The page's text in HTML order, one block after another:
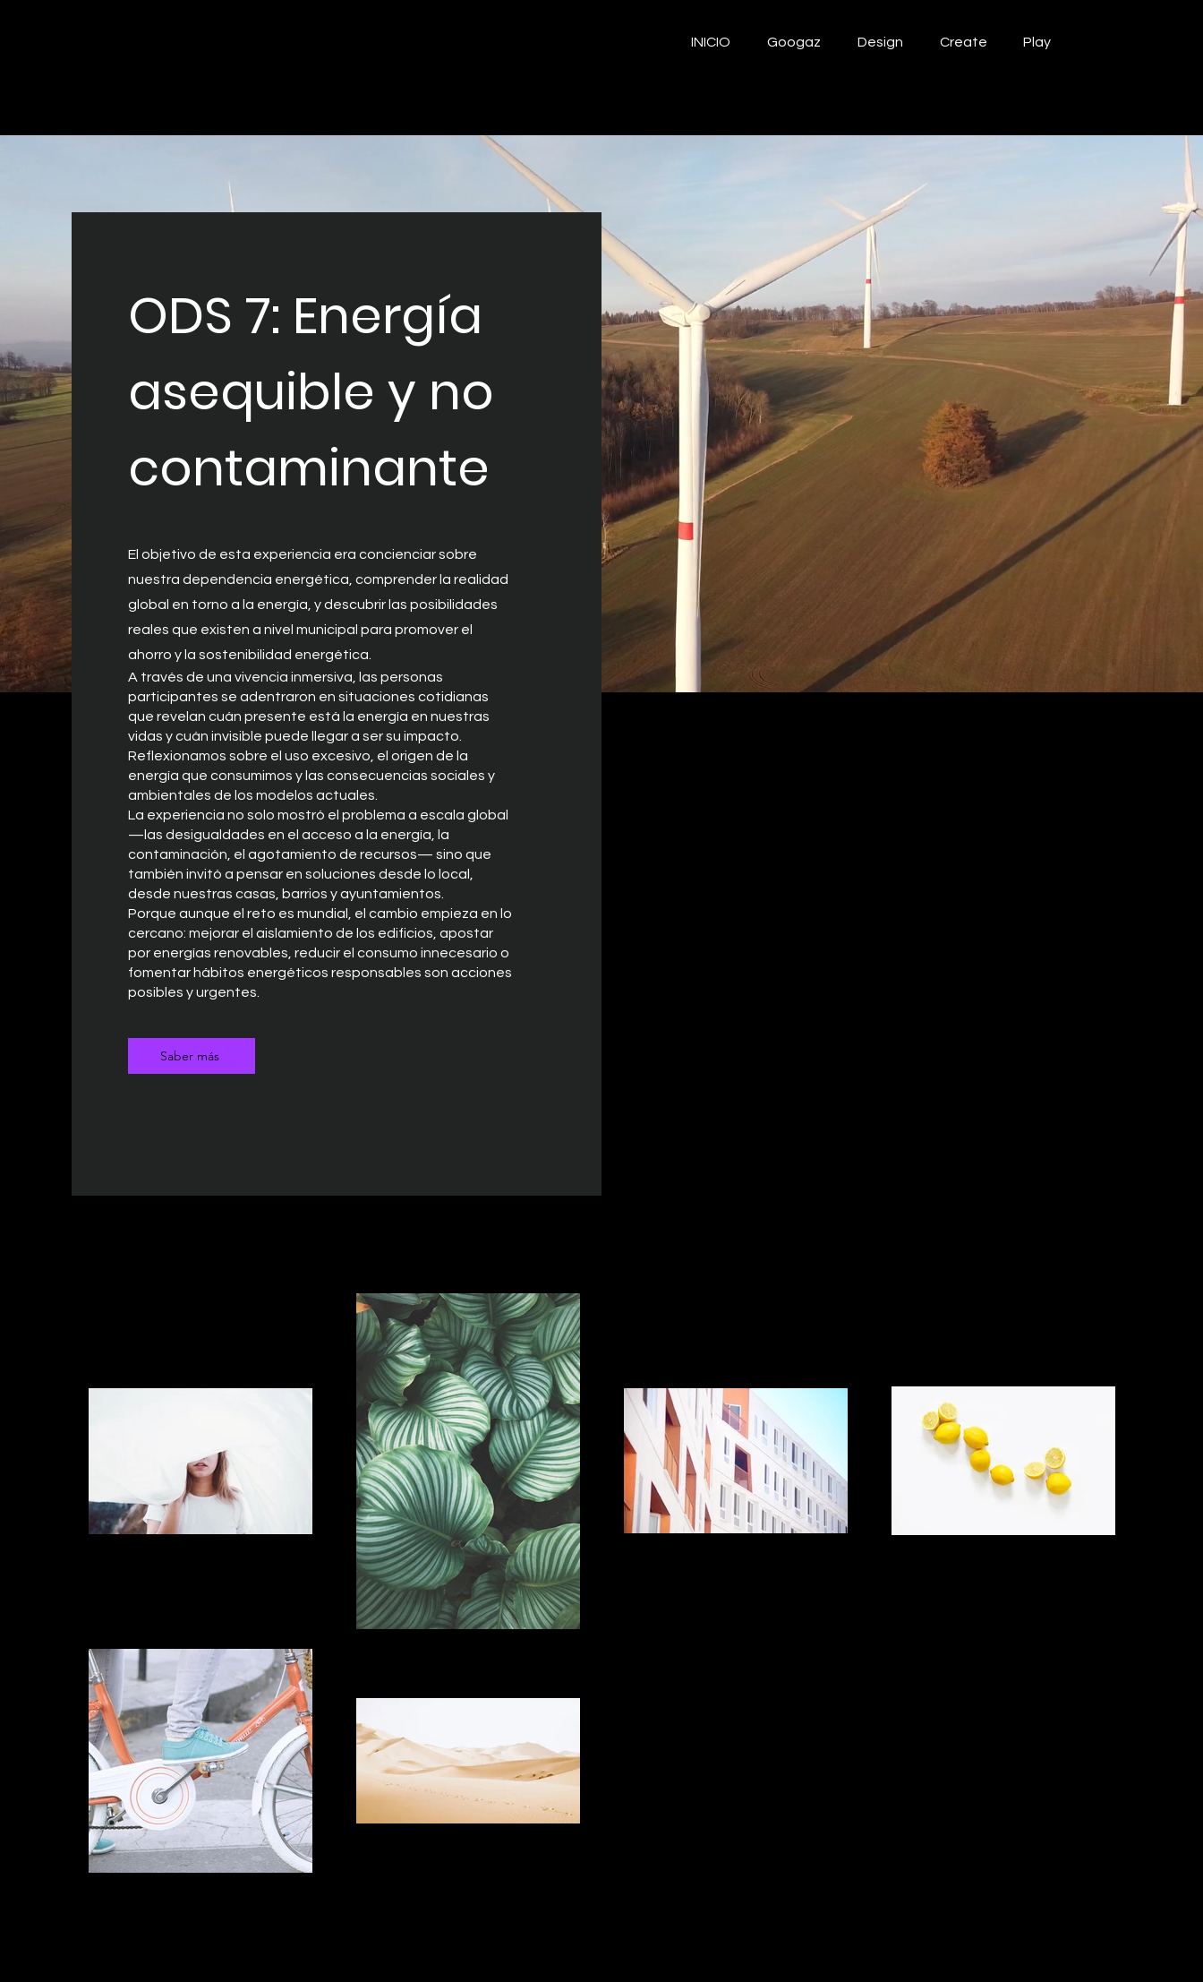
INICIO Googaz Design Create Play
ODS 7: Energía
asequible y no
contaminante
El objetivo de esta experiencia era concienciar sobre
nuestra dependencia energética, comprender la realidad
global en torno a la energía, y descubrir las posibilidades
reales que existen a nivel municipal para promover el
ahorro y la sostenibilidad energética.
A través de una vivencia inmersiva, las personas
participantes se adentraron en situaciones cotidianas
que revelan cuán presente está la energía en nuestras
vidas y cuán invisible puede llegar a ser su impacto.
Reflexionamos sobre el uso excesivo, el origen de la
energía que consumimos y las consecuencias sociales y
ambientales de los modelos actuales.
La experiencia no solo mostró el problema a escala global
—las desigualdades en el acceso a la energía, la
contaminación, el agotamiento de recursos— sino que
también invitó a pensar en soluciones desde lo local,
desde nuestras casas, barrios y ayuntamientos.
Porque aunque el reto es mundial, el cambio empieza en lo
cercano: mejorar el aislamiento de los edificios, apostar
por energías renovables, reducir el consumo innecesario o
fomentar hábitos energéticos responsables son acciones
posibles y urgentes.
Saber más